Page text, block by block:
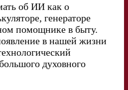
об ИИ как о
генераторе
помощнике в быту.
в нашей жизни
духовного